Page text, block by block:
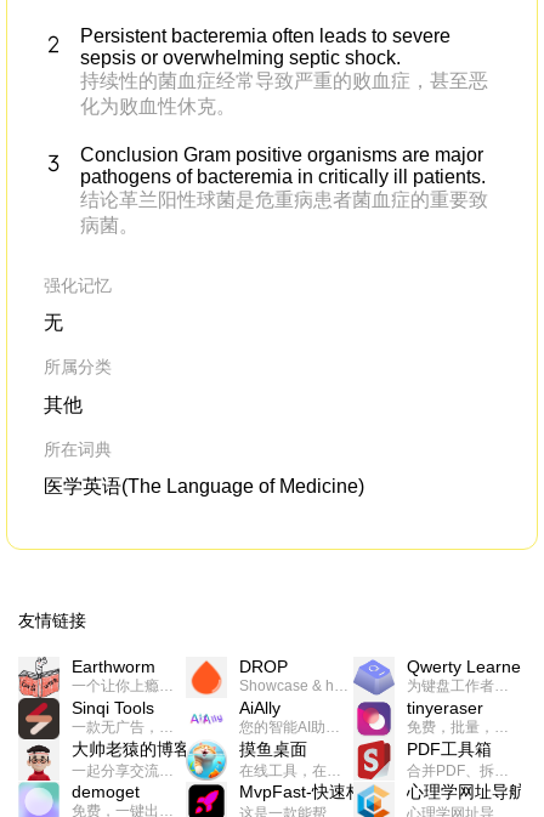
Persistent bacteremia often leads to severe
sepsis or overwhelming septic shock.
持续性的菌血症经常导致严重的败血症，甚至恶
化为败血性休克。
Conclusion Gram positive organisms are major
pathogens of bacteremia in critically ill patients.
结论革兰阳性球菌是危重病患者菌血症的重要致
病菌。
强化记忆
无
所属分类
其他
所在词典
医学英语(The Language of Medicine)
友情链接
Earthworm
一个让你上瘾的英语学习工具，使用 连词成句 、 i + 1 、 以终为始等学习理论来帮助你习得英语，通过不断的重复形成肌肉记忆，最重要的是 游戏化 的形式让学习英语从此不再痛苦
DROP
Showcase & host your work in extraordinary ways.不限速文件分享，托管，建站平台
Qwerty Learner
为键盘工作者设计的单词与肌肉记忆锻炼软件
Sinqi Tools
一款无广告，界面清爽的神奇在线小工具集合，范围包括但不限于：开发，设计，日常生活等
AiAlly
您的智能AI助手解决方案。提供24/7全天候的高效虚拟员工服务，助力个人和组织提升生产力、激发创新潜能。
tinyeraser
免费，批量，快速，一键换背景的桌面软件
大帅老猿的博客
一起分享交流生活学习，出海赚钱，编程技术，远程工作，优秀产品等相关话题。希望大家都能有所收获。
摸鱼桌面
在线工具，在线游戏，电影，小说各种有趣的资源这里都有
PDF工具箱
合并PDF、拆分PDF、旋转PDF、裁剪PDF、转换PDF、加密PDF、解密PDF、PDF加水印等多种PDF处理功能
demoget
免费，一键出成片的录屏Demo软件。支持4K导出，立即下载使用。
MvpFast-快速构建网站应用
这是一款能帮助你快速构建个人网站的应用，使用最新的前端技术栈，集成登录、鉴权、手机、邮箱、数据库、博客、文章、支付等等网站所需要的功能，你只需要花几个小时开发你的核心功能就可以上线，一次购买，永久拥有
心理学网址导航